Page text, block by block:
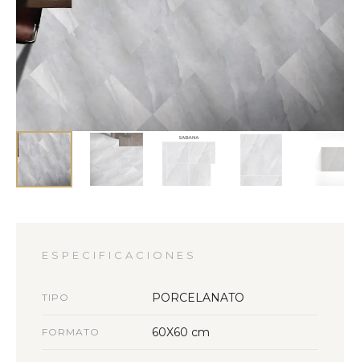
ESPECIFICACIONES
TIPO PORCELANATO
FORMATO 60X60 cm